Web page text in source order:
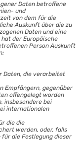
Daten betroffene
und
von dem für die
Auskunft über die zu
Daten und eine
der Europäische
Person Auskunft
Daten, die verarbeitet
Empfängern, gegenüber
offengelegt worden
insbesondere bei
internationalen
die die
werden, oder, falls
die Festlegung dieser